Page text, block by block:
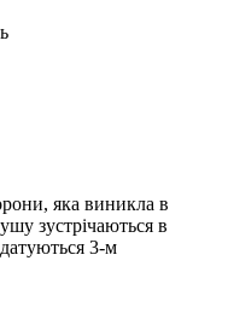
яка виникла в
зустрічаються в
3-м